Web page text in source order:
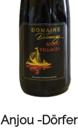
Anjou -Dörfer